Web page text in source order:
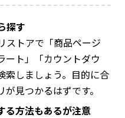
探す
ストアで「商品ページ
ート」「カウントダウ
索しましょう。目的に合
見つかるはずです。
る方法もあるが注意